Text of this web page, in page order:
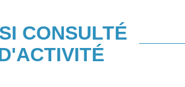
CONSULTÉ